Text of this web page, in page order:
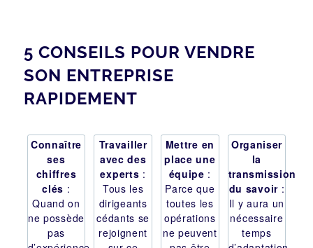
5 CONSEILS POUR VENDRE
SON ENTREPRISE
RAPIDEMENT
Connaître
ses
chiffres
clés :
Quand on
ne possède
pas
Travailler
avec des
experts :
Tous les
dirigeants
cédants se
rejoignent
Mettre en
place une
équipe :
Parce que
toutes les
opérations
ne peuvent
Organiser
la
transmission
du savoir :
Il y aura un
nécessaire
temps